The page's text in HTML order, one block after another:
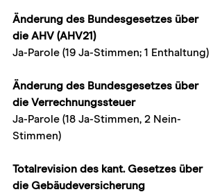
Änderung des Bundesgesetzes über
die AHV (AHV21)
Ja-Parole (19 Ja-Stimmen; 1 Enthaltung)
Änderung des Bundesgesetzes über
die Verrechnungssteuer
Ja-Parole (18 Ja-Stimmen, 2 Nein-
Stimmen)
Totalrevision des kant. Gesetzes über
die Gebäudeversicherung